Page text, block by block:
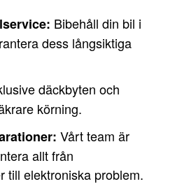
Bibehåll din bil i
dess långsiktiga
däckbyten och
körning.
Vårt team är
allt från
till elektroniska problem.